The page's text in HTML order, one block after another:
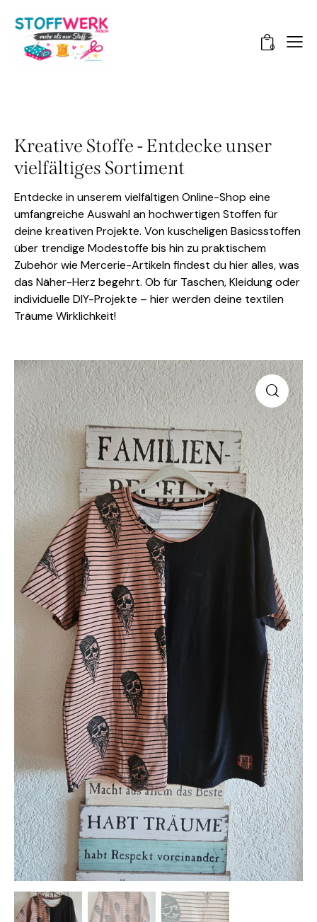
0
Kreative Stoffe - Entdecke unser
vielfältiges Sortiment
Entdecke in unserem vielfältigen Online-Shop eine
umfangreiche Auswahl an hochwertigen Stoffen für
deine kreativen Projekte. Von kuscheligen Basicsstoffen
über trendige Modestoffe bis hin zu praktischem
Zubehör wie Mercerie-Artikeln findest du hier alles, was
das Näher-Herz begehrt. Ob für Taschen, Kleidung oder
individuelle DIY-Projekte – hier werden deine textilen
Träume Wirklichkeit!